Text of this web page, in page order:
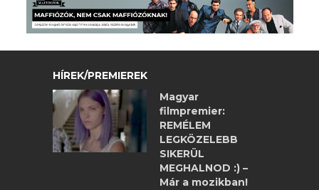
HÍREK/PREMIEREK
Magyar
filmpremier:
REMÉLEM
LEGKÖZELEBB
SIKERÜL
MEGHALNOD :) –
Már a mozikban!